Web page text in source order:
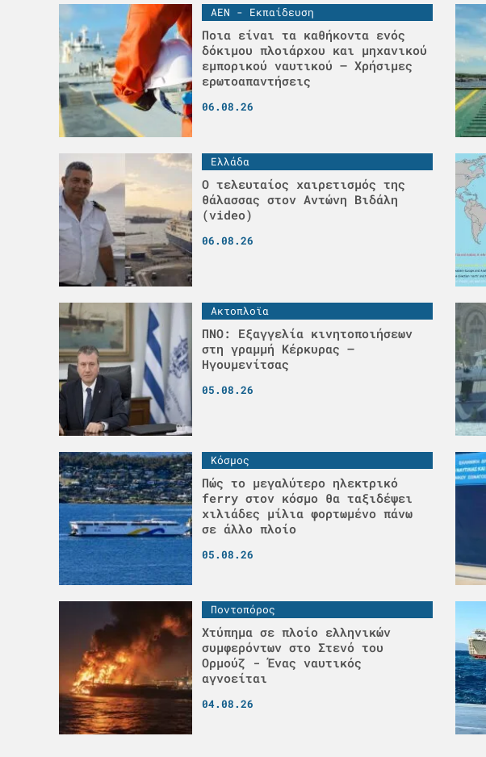
ΑΕΝ - Εκπαίδευση
Ποια είναι τα καθήκοντα ενός
δόκιμου πλοιάρχου και μηχανικού
εμπορικού ναυτικού – Χρήσιμες
ερωτοαπαντήσεις
06.08.26
Ελλάδα
Ο τελευταίος χαιρετισμός της
θάλασσας στον Αντώνη Βιδάλη
(video)
06.08.26
Ακτοπλοϊα
ΠΝΟ: Εξαγγελία κινητοποιήσεων
στη γραμμή Κέρκυρας –
Ηγουμενίτσας
05.08.26
Κόσμος
Πώς το μεγαλύτερο ηλεκτρικό
ferry στον κόσμο θα ταξιδέψει
χιλιάδες μίλια φορτωμένο πάνω
σε άλλο πλοίο
05.08.26
Ποντοπόρος
Χτύπημα σε πλοίο ελληνικών
συμφερόντων στο Στενό του
Ορμούζ - Ένας ναυτικός
αγνοείται
04.08.26